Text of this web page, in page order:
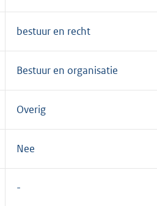
bestuur en recht
Bestuur en organisatie
Overig
Nee